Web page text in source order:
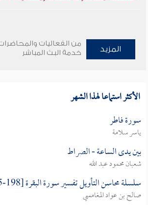
المزيد
من الفعاليات
خدمة البث المباشر
الأكثر استماعا لهذا الشهر
سورة فاطر
ياسر سلامة
بين يدى الساعة - الصراط
شعبان محمود عبد الله
سلسلة محاسن التأويل تفسير سورة البقرة [198-205]
صالح بن عواد المغامسي